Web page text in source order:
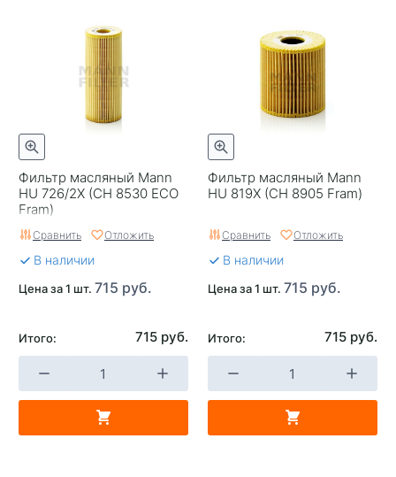
Фильтр масляный Mann
HU 726/2X (CH 8530 ECO
Fram)
Сравнить Отложить
В наличии
Цена за 1 шт. 715 руб.
Итого: 715 руб.
Фильтр масляный Mann
HU 819X (CH 8905 Fram)
Сравнить Отложить
В наличии
Цена за 1 шт. 715 руб.
Итого: 715 руб.